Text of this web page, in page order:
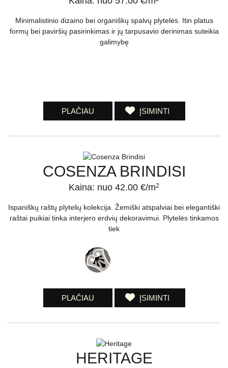
Minimalistinio dizaino bei organiškų spalvų plytelės. Itin platus
formų bei paviršių pasirinkimas ir jų tarpusavio derinimas suteikia
galimybę
PLAČIAU ĮSIMINTI
COSENZA BRINDISI
Kaina: nuo 42.00 €/m2
Ispaniškų raštų plytelių kolekcija. Žemiški atspalviai bei elegantiški
raštai puikiai tinka interjero erdvių dekoravimui. Plytelės tinkamos
tiek
PLAČIAU ĮSIMINTI
HERITAGE